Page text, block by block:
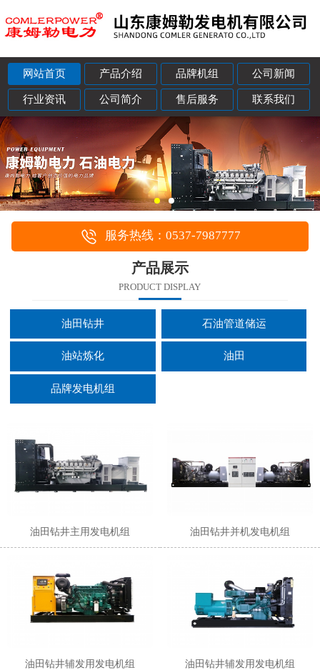
网站首页 产品介绍 品牌机组 公司新闻
行业资讯 公司简介 售后服务 联系我们
服务热线：0537-7987777
产品展示
PRODUCT DISPLAY
油田钻井 石油管道储运
油站炼化 油田
品牌发电机组
油田钻井主用发电机组 油田钻井并机发电机组
油田钻井辅发用发电机组 油田钻井辅发用发电机组